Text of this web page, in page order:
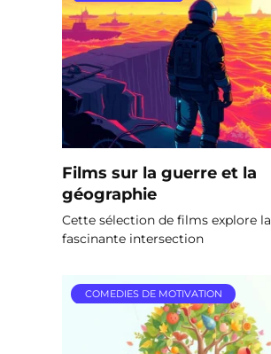
Films sur la guerre et la
géographie
Cette sélection de films explore la
fascinante intersection
COMEDIES DE MOTIVATION